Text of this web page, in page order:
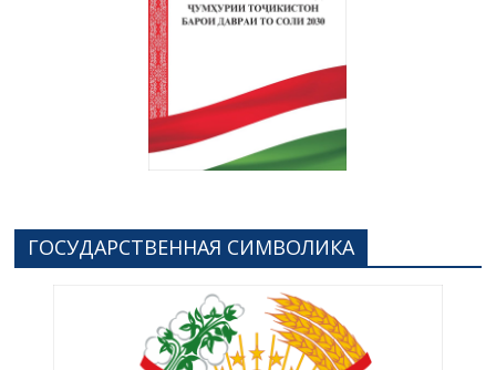
ГОСУДАРСТВЕННАЯ СИМВОЛИКА